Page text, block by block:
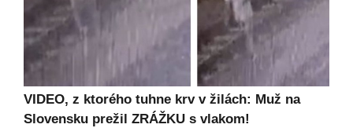
VIDEO, z ktorého tuhne krv v žilách: Muž na
Slovensku prežil ZRÁŽKU s vlakom!